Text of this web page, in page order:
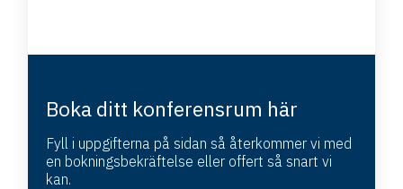
Boka ditt konferensrum här
Fyll i uppgifterna på sidan så återkommer vi med
en bokningsbekräftelse eller offert så snart vi
kan.